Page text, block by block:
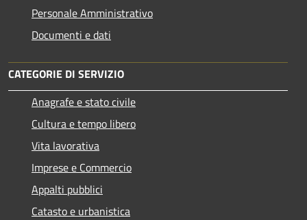
Personale Amministrativo
Documenti e dati
CATEGORIE DI SERVIZIO
Anagrafe e stato civile
Cultura e tempo libero
Vita lavorativa
Imprese e Commercio
Appalti pubblici
Catasto e urbanistica